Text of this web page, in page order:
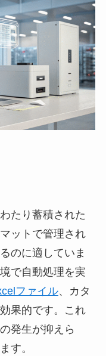
たり蓄積された
ットで管理され
のに適していま
で自動処理を実
ファイル、カタ
果的です。これ
発生が抑えら
す。